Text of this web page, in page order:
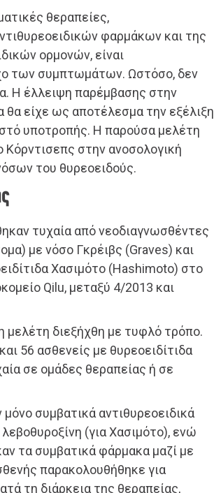
θεραπείες,
φαρμάκων και της
ορμονών, είναι
των συμπτωμάτων. Ωστόσο, δεν
Η έλλειψη παρέμβασης στην
θα είχε ως αποτέλεσμα την εξέλιξη
υποτροπής. Η παρούσα μελέτη
Κόρντισεπς στην ανοσολογική
του θυρεοειδούς.
τυχαία από νεοδιαγνωσθέντες
με νόσο Γκρέιβς (Graves) και
Χασιμότο (Hashimoto) στο
Qilu, μεταξύ 4/2013 και
μελέτη διεξήχθη με τυφλό τρόπο.
56 ασθενείς με θυρεοειδίτιδα
σε ομάδες θεραπείας ή σε
συμβατικά αντιθυρεοειδικά
(για Χασιμότο), ενώ
τα συμβατικά φάρμακα μαζί με
παρακολουθήθηκε για
τη διάρκεια της θεραπείας,